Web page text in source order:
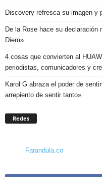
Discovery refresca su imagen y
De la Rose hace su declaración
Diem»
4 cosas que convierten al
periodistas, comunicadores y
Karol G abraza el poder de
arrepiento de sentir tanto»
Redes
Farandula.co